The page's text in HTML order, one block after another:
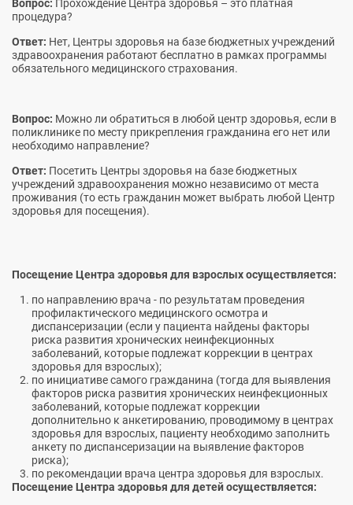
Вопрос: Прохождение Центра здоровья – это платная
процедура?
Ответ: Нет, Центры здоровья на базе бюджетных учреждений
здравоохранения работают бесплатно в рамках программы
обязательного медицинского страхования.
Вопрос: Можно ли обратиться в любой центр здоровья, если в
поликлинике по месту прикрепления гражданина его нет или
необходимо направление?
Ответ: Посетить Центры здоровья на базе бюджетных
учреждений здравоохранения можно независимо от места
проживания (то есть гражданин может выбрать любой Центр
здоровья для посещения).
Посещение Центра здоровья для взрослых осуществляется:
по направлению врача - по результатам проведения
профилактического медицинского осмотра и
диспансеризации (если у пациента найдены факторы
риска развития хронических неинфекционных
заболеваний, которые подлежат коррекции в центрах
здоровья для взрослых);
по инициативе самого гражданина (тогда для выявления
факторов риска развития хронических неинфекционных
заболеваний, которые подлежат коррекции
дополнительно к анкетированию, проводимому в центрах
здоровья для взрослых, пациенту необходимо заполнить
анкету по диспансеризации на выявление факторов
риска);
по рекомендации врача центра здоровья для взрослых.
Посещение Центра здоровья для детей осуществляется: